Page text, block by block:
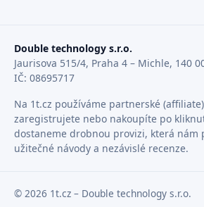
Double technology s.r.o.
Jaurisova 515/4, Praha 4 – Michle, 140
IČ: 08695717
Na 1t.cz používáme partnerské
zaregistrujete nebo nakoupíte po
dostaneme drobnou provizi, která nám
užitečné návody a nezávislé recenze.
© 2026 1t.cz – Double technology s.r.o.